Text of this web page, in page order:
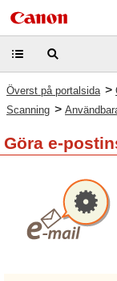
Överst på portalsida >
Scanning >
Göra e-